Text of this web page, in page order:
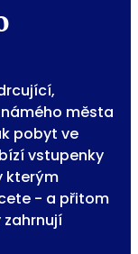
města
pobyt ve
vstupenky
kterým
- a přitom
zahrnují